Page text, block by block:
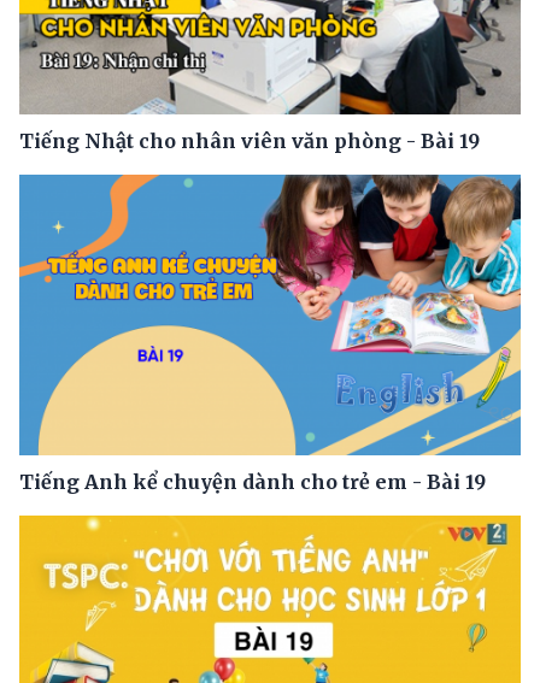
Tiếng Nhật cho nhân viên văn phòng - Bài 19
Tiếng Anh kể chuyện dành cho trẻ em - Bài 19